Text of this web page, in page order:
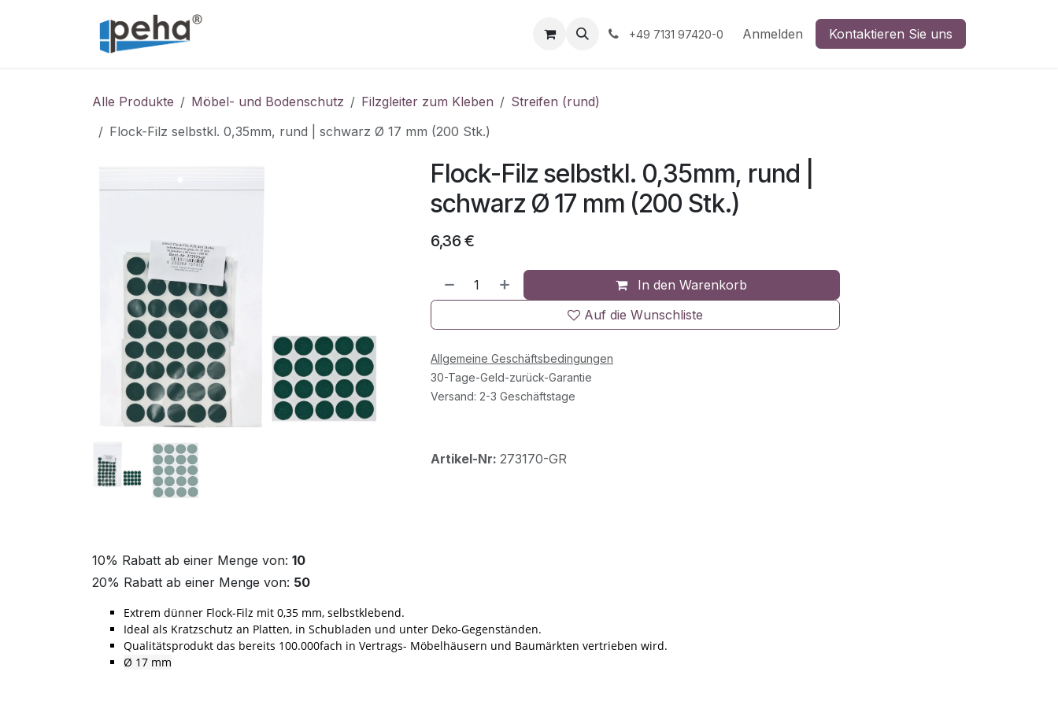
Informationen Shop Gewerbekunden
+49 7131 97420-0 Anmelden Kontaktieren Sie uns
Alle Produkte Möbel- und Bodenschutz Filzgleiter zum Kleben
Streifen (rund)
Flock-Filz selbstkl. 0,35mm, rund | schwarz Ø 17 mm (200 Stk.)
Flock-Filz selbstkl. 0,35mm, rund |
schwarz Ø 17 mm (200 Stk.)
6,36 €
In den Warenkorb
Auf die Wunschliste
Allgemeine Geschäftsbedingungen
30-Tage-Geld-zurück-Garantie
Versand: 2-3 Geschäftstage
Artikel-Nr: 273170-GR
10% Rabatt ab einer Menge von: 10
20% Rabatt ab einer Menge von: 50
Extrem dünner Flock-Filz mit 0,35 mm, selbstklebend.
Ideal als Kratzschutz an Platten, in Schubladen und unter Deko-Gegenständen.
Qualitätsprodukt das bereits 100.000fach in Vertrags- Möbelhäusern und Baumärkten vertrieben wird.
Ø 17 mm